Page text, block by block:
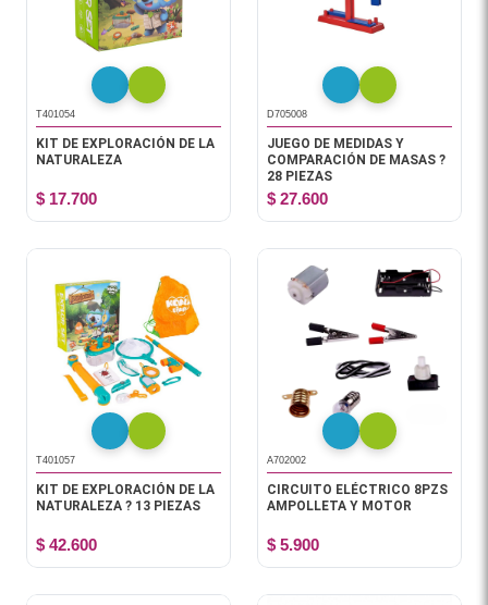
T401054
KIT DE EXPLORACIÓN DE LA
NATURALEZA
$ 17.700
D705008
JUEGO DE MEDIDAS Y
COMPARACIÓN DE MASAS ?
28 PIEZAS
$ 27.600
T401057
KIT DE EXPLORACIÓN DE LA
NATURALEZA ? 13 PIEZAS
$ 42.600
A702002
CIRCUITO ELÉCTRICO 8PZS
AMPOLLETA Y MOTOR
$ 5.900